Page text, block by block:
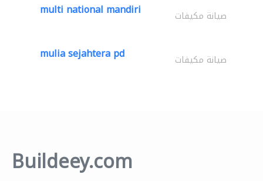
multi national mandiri صيانة مكيفات
mulia sejahtera pd صيانة مكيفات
Buildeey.com